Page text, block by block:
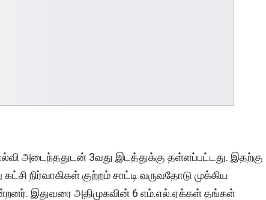
அடைந்ததுடன் 3வது இடத்துக்கு தள்ளப்பட்டது. இதற்கு
நிர்வாகிகள் குற்றம் சாட்டி வருவதோடு முக்கிய
இதுவரை அதிமுகவின் 6 எம்.எல்.ஏக்கள் தங்கள்